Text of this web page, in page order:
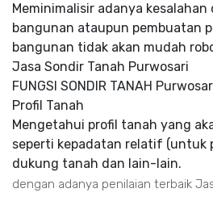
Meminimalisir adanya
bangunan ataupun pembuatan
bangunan tidak akan mudah
Jasa Sondir Tanah Purwosari
FUNGSI SONDIR TANAH
Profil Tanah
Mengetahui profil tanah yang
seperti kepadatan relatif (untuk
dukung tanah dan lain-lain.
dengan adanya penilaian terbaik